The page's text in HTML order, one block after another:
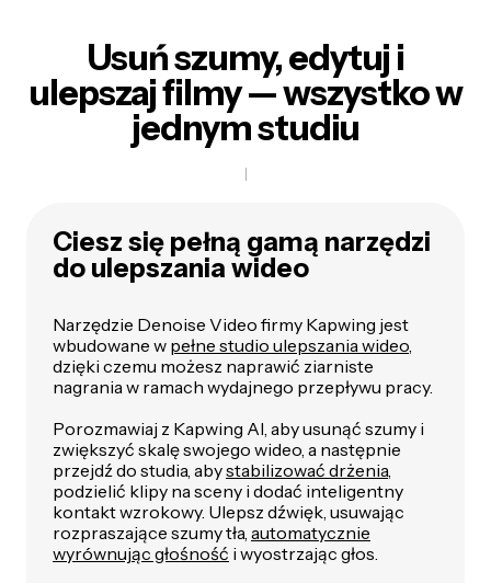
Usuń szumy, edytuj i
ulepszaj filmy — wszystko w
jednym studiu
Ciesz się pełną gamą narzędzi
do ulepszania wideo
Narzędzie Denoise Video firmy Kapwing jest
wbudowane w pełne studio ulepszania wideo,
dzięki czemu możesz naprawić ziarniste
nagrania w ramach wydajnego przepływu pracy.
Porozmawiaj z Kapwing AI, aby usunąć szumy i
zwiększyć skalę swojego wideo, a następnie
przejdź do studia, abystabilizować drżenia,
podzielić klipy na sceny i dodać inteligentny
kontakt wzrokowy. Ulepsz dźwięk, usuwając
rozpraszające szumy tła, automatycznie
wyrównując głośność i wyostrzając głos.